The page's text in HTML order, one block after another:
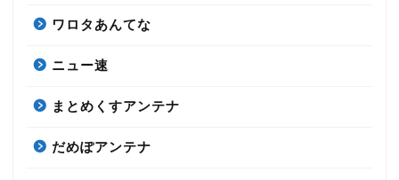
ワロタあんてな
ニュー速
まとめくすアンテナ
だめぽアンテナ